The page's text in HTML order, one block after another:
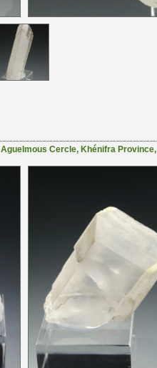
Aguelmous Cercle, Khénifra Province,